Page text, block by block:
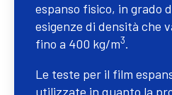
espanso fisico, in grado
esigenze di densità che
fino a 400 kg/m3.
Le teste per il film
utilizzate in quanto la